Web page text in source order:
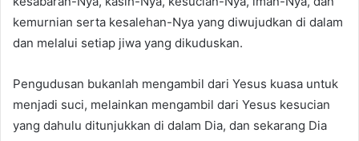
kemurnian serta kesalehan-Nya yang diwujudkan di dalam
dan melalui setiap jiwa yang dikuduskan.
Pengudusan bukanlah mengambil dari Yesus kuasa untuk
menjadi suci, melainkan mengambil dari Yesus kesucian
yang dahulu ditunjukkan di dalam Dia, dan sekarang Dia